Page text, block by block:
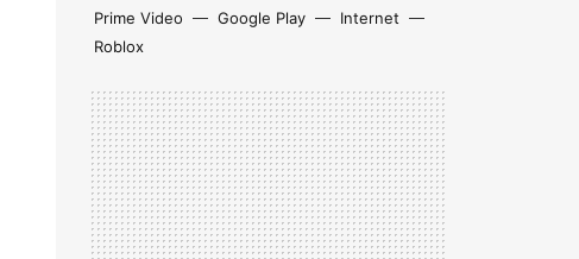
Prime Video
Google Play
Internet
Roblox